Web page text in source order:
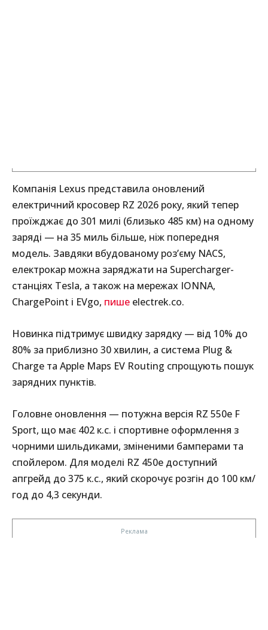
Компанія Lexus представила оновлений
електричний кросовер RZ 2026 року, який тепер
проїжджає до 301 милі (близько 485 км) на одному
заряді — на 35 миль більше, ніж попередня
модель. Завдяки вбудованому роз’єму NACS,
електрокар можна заряджати на Supercharger-
станціях Tesla, а також на мережах IONNA,
ChargePoint і EVgo, пише electrek.co.
Новинка підтримує швидку зарядку — від 10% до
80% за приблизно 30 хвилин, а система Plug &
Charge та Apple Maps EV Routing спрощують пошук
зарядних пунктів.
Головне оновлення — потужна версія RZ 550e F
Sport, що має 402 к.с. і спортивне оформлення з
чорними шильдиками, зміненими бамперами та
спойлером. Для моделі RZ 450e доступний
апгрейд до 375 к.с., який скорочує розгін до 100 км/
год до 4,3 секунди.